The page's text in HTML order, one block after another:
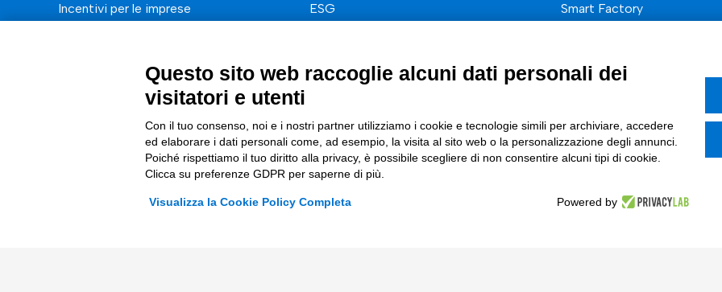
Incentivi per le imprese
ESG
Nuovi Mercati
Digital Marketing
Data & BI
Trasformazione Digitale
Compliance Normativa Integrata
Smart Factory
Soluzioni Custom
Compliance
Questo sito web raccoglie alcuni dati personali dei
visitatori e utenti
Con il tuo consenso, noi e i nostri partner utilizziamo i cookie e tecnologie simili per archiviare, accedere
ed elaborare i dati personali come, ad esempio, la visita al sito web o la personalizzazione degli annunci.
Poiché rispettiamo il tuo diritto alla privacy, è possibile scegliere di non consentire alcuni tipi di cookie.
Clicca su preferenze GDPR per saperne di più.
Visualizza la Cookie Policy Completa Powered by